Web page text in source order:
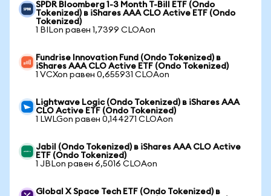
SPDR Bloomberg 1-3 Month T-Bill ETF (Ondo
Tokenized) в iShares AAA CLO Active ETF (Ondo
Tokenized)
1 BILon равен 1,7399 CLOAon
Fundrise Innovation Fund (Ondo Tokenized) в
iShares AAA CLO Active ETF (Ondo Tokenized)
1 VCXon равен 0,655931 CLOAon
Lightwave Logic (Ondo Tokenized) в iShares AAA
CLO Active ETF (Ondo Tokenized)
1 LWLGon равен 0,144271 CLOAon
Jabil (Ondo Tokenized) в iShares AAA CLO Active
ETF (Ondo Tokenized)
1 JBLon равен 6,5016 CLOAon
Global X Space Tech ETF (Ondo Tokenized) в